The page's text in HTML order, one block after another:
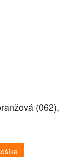
(062),